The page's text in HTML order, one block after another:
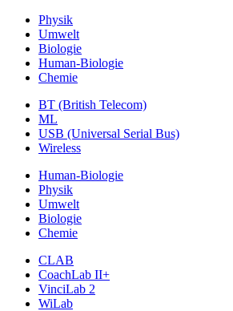
Physik
Umwelt
Biologie
Human-Biologie
Chemie
BT (British Telecom)
ML
USB (Universal Serial Bus)
Wireless
Human-Biologie
Physik
Umwelt
Biologie
Chemie
CLAB
CoachLab II+
VinciLab 2
WiLab